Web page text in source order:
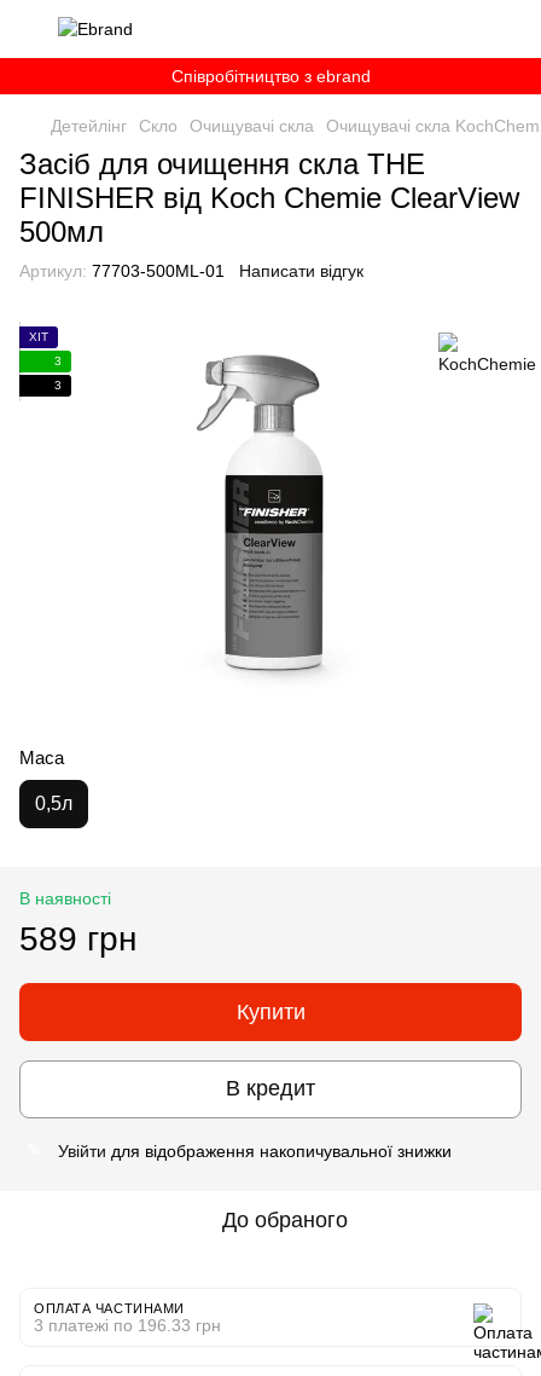
Співробітництво з ebrand
Детейлінг Скло Очищувачі скла Очищувачі скла
Засіб для очищення скла THE
FINISHER від Koch Chemie ClearView
500мл
Артикул: 77703-500ML-01 Написати відгук
ХІТ
3
3
Маса
0,5л
В наявності
589 грн
Купити
В кредит
Увійти для відображення накопичувальної знижки
До обраного
ОПЛАТА ЧАСТИНАМИ
3 платежі по 196.33 грн